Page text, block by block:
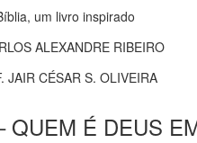
um livro inspirado
ALEXANDRE RIBEIRO
JAIR CÉSAR S. OLIVEIRA
QUEM É DEUS